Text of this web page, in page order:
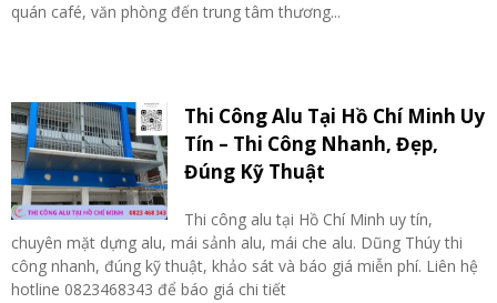
quán café, văn phòng đến trung tâm thương...
Thi Công Alu Tại Hồ Chí Minh Uy
Tín – Thi Công Nhanh, Đẹp,
Đúng Kỹ Thuật
Thi công alu tại Hồ Chí Minh uy tín,
chuyên mặt dựng alu, mái sảnh alu, mái che alu. Dũng Thúy thi
công nhanh, đúng kỹ thuật, khảo sát và báo giá miễn phí. Liên hệ
hotline 0823468343 để báo giá chi tiết